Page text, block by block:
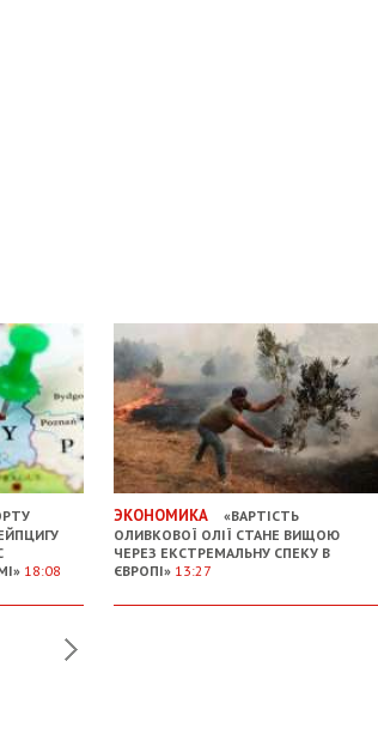
18:08
ЭКОНОМИКА
«ВАРТІСТЬ
ОЛИВКОВОЇ ОЛІЇ СТАНЕ ВИЩОЮ
ЧЕРЕЗ ЕКСТРЕМАЛЬНУ СПЕКУ В
ЄВРОПІ» 13:27